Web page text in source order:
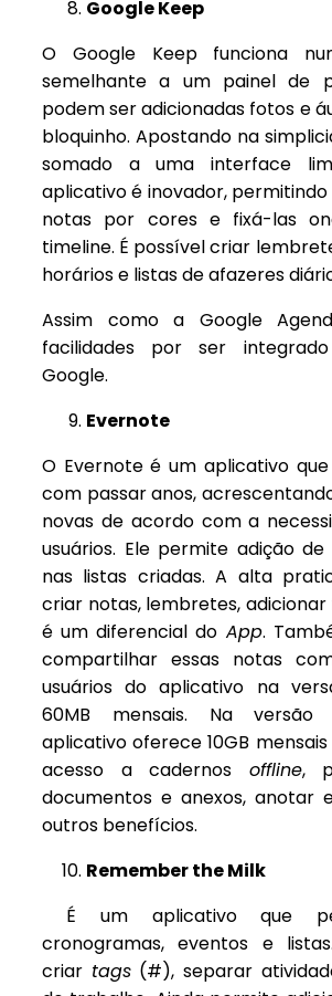
Google Keep
O Google Keep funciona
semelhante a um painel de
podem ser adicionadas fotos e
bloquinho. Apostando na
somado a uma interface
aplicativo é inovador,
notas por cores e fixá-las
timeline. É possível criar
horários e listas de afazeres
Assim como a Google
facilidades por ser
Google.
Evernote
O Evernote é um aplicativo
com passar anos,
novas de acordo com a
usuários. Ele permite adição
nas listas criadas. A alta
criar notas, lembretes, adicionar
é um diferencial do App.
compartilhar essas notas
usuários do aplicativo na
60MB mensais. Na
aplicativo oferece 10GB
acesso a cadernos offline,
documentos e anexos, anotar
outros benefícios.
Remember the Milk
É um aplicativo que
cronogramas, eventos e
criar tags(#), separar